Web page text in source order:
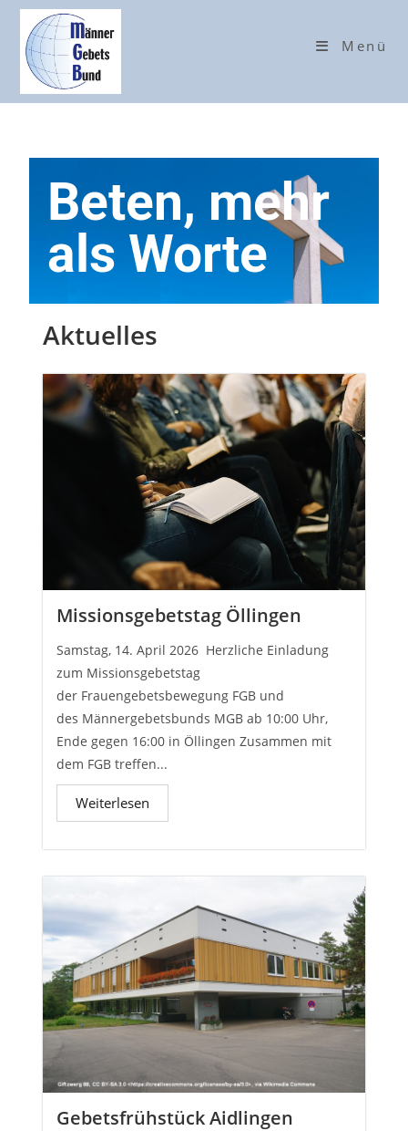
Menü
Beten, mehr
als Worte
Aktuelles
Missionsgebetstag Öllingen
Samstag, 14. April 2026 Herzliche Einladung
zum Missionsgebetstag
der Frauengebetsbewegung FGB und
des Männergebetsbunds MGB ab 10:00 Uhr,
Ende gegen 16:00 in Öllingen Zusammen mit
dem FGB treffen...
Weiterlesen
Gebetsfrühstück Aidlingen